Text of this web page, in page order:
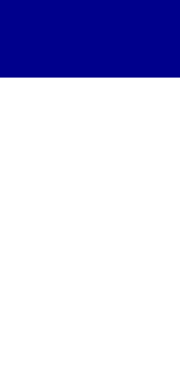
Zur Hauptnavigation